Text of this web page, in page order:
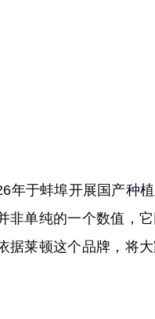
年于蚌埠开展国产种
非单纯的一个数值，
据莱顿这个品牌，将